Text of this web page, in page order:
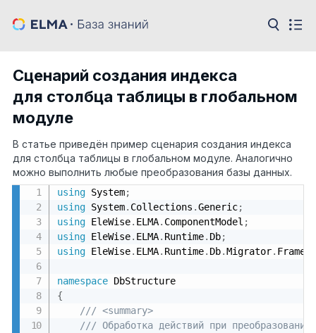
Сценарий создания индекса
для столбца таблицы в глобальном
модуле
В статье приведён пример сценария создания индекса
для столбца таблицы в глобальном модуле. Аналогично
можно выполнить любые преобразования базы данных.
using System;
using System. Collections .Generic;
using EleWise. ELMA. ComponentModel ;
using EleWise. ELMA. Runtime. Db;
using EleWise. ELMA. Runtime. Db.Migrator.
namespace
{
/// <summary>
/// Обработка действий при преобразовании